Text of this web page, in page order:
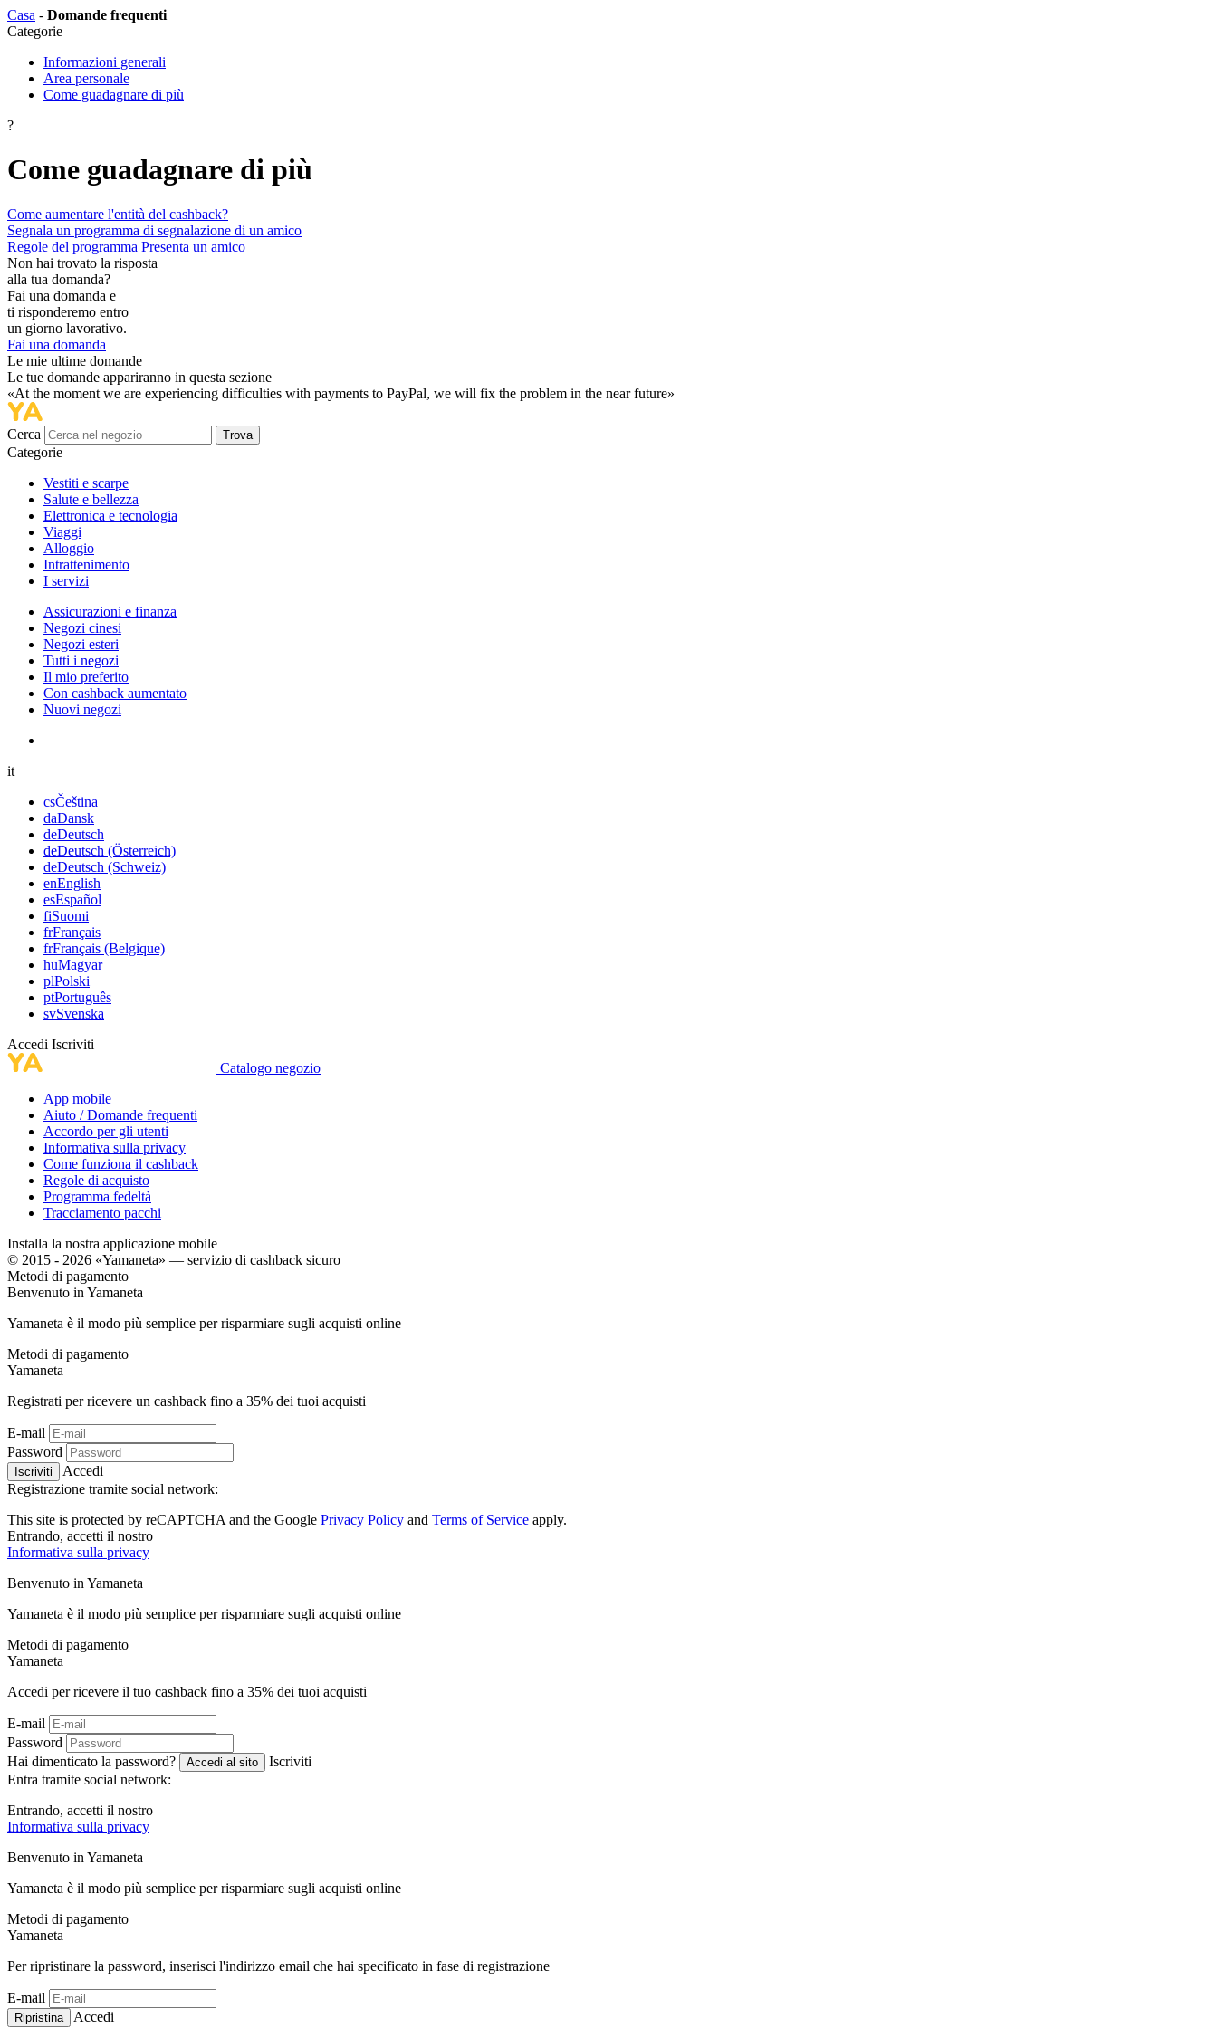
Casa - Domande frequenti
Categorie
Informazioni generali
Area personale
Come guadagnare di più
?
Come guadagnare di più
Come aumentare l'entità del cashback?
Segnala un programma di segnalazione di un amico
Regole del programma Presenta un amico
Non hai trovato la risposta
alla tua domanda?
Fai una domanda e
ti risponderemo entro
un giorno lavorativo.
Fai una domanda
Le mie ultime domande
Le tue domande appariranno in questa sezione
«At the moment we are experiencing difficulties with payments to PayPal, we will fix the problem in the near future»
Cerca Trova
Categorie
Vestiti e scarpe
Salute e bellezza
Elettronica e tecnologia
Viaggi
Alloggio
Intrattenimento
I servizi
Assicurazioni e finanza
Negozi cinesi
Negozi esteri
Tutti i negozi
Il mio preferito
Con cashback aumentato
Nuovi negozi
it
csČeština
daDansk
deDeutsch
deDeutsch (Österreich)
deDeutsch (Schweiz)
enEnglish
esEspañol
fiSuomi
frFrançais
frFrançais (Belgique)
huMagyar
plPolski
ptPortuguês
svSvenska
Accedi Iscriviti
Catalogo negozio
App mobile
Aiuto / Domande frequenti
Accordo per gli utenti
Informativa sulla privacy
Come funziona il cashback
Regole di acquisto
Programma fedeltà
Tracciamento pacchi
Installa la nostra applicazione mobile
© 2015 - 2026 «Yamaneta» — servizio di cashback sicuro
Metodi di pagamento
Benvenuto in Yamaneta
Yamaneta è il modo più semplice per risparmiare sugli acquisti online
Metodi di pagamento
Yamaneta
Registrati per ricevere un cashback fino a 35% dei tuoi acquisti
E-mail
Password
Iscriviti
Accedi
Registrazione tramite social network:
This site is protected by reCAPTCHA and the Google Privacy Policy and Terms of Service apply.
Entrando, accetti il ​​nostro
Informativa sulla privacy
Benvenuto in Yamaneta
Yamaneta è il modo più semplice per risparmiare sugli acquisti online
Metodi di pagamento
Yamaneta
Accedi per ricevere il tuo cashback fino a 35% dei tuoi acquisti
E-mail
Password
Hai dimenticato la password?
Accedi al sito
Iscriviti
Entra tramite social network:
Entrando, accetti il ​​nostro
Informativa sulla privacy
Benvenuto in Yamaneta
Yamaneta è il modo più semplice per risparmiare sugli acquisti online
Metodi di pagamento
Yamaneta
Per ripristinare la password, inserisci l'indirizzo email che hai specificato in fase di registrazione
E-mail
Ripristina
Accedi